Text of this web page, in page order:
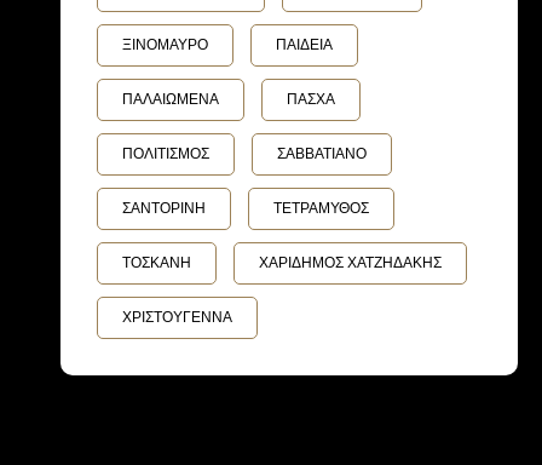
ΞΙΝΟΜΑΥΡΟ ΠΑΙΔΕΙΑ
ΠΑΛΑΙΩΜΕΝΑ ΠΑΣΧΑ
ΠΟΛΙΤΙΣΜΟΣ ΣΑΒΒΑΤΙΑΝΟ
ΣΑΝΤΟΡΙΝΗ ΤΕΤΡΑΜΥΘΟΣ
ΤΟΣΚΑΝΗ ΧΑΡΙΔΗΜΟΣ ΧΑΤΖΗΔΑΚΗΣ
ΧΡΙΣΤΟΥΓΕΝΝΑ